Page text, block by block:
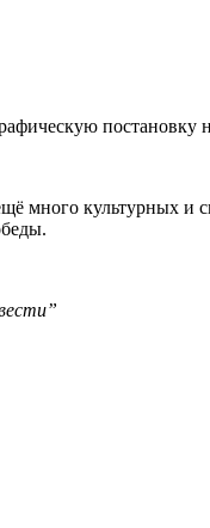
много культурных